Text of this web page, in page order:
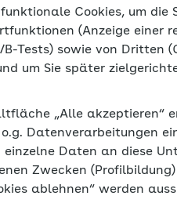
Cookies, um die
(Anzeige einer
Tests) sowie von Dritten
um Sie später
„Alle akzeptieren“
Datenverarbeitungen
einzelne Daten an diese
Zwecken
ablehnen“ werden